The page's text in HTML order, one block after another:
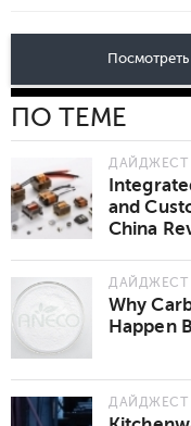
ПО ТЕМЕ
ДАЙДЖЕСТ
and
China
ДАЙДЖЕСТ
Why
Happen
ДАЙДЖЕСТ